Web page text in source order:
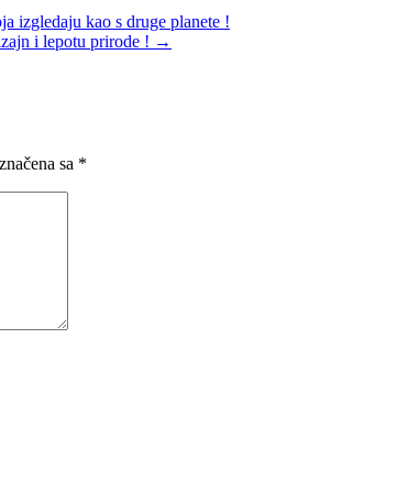
izgledaju kao s druge planete !
i lepotu prirode ! →
sa *